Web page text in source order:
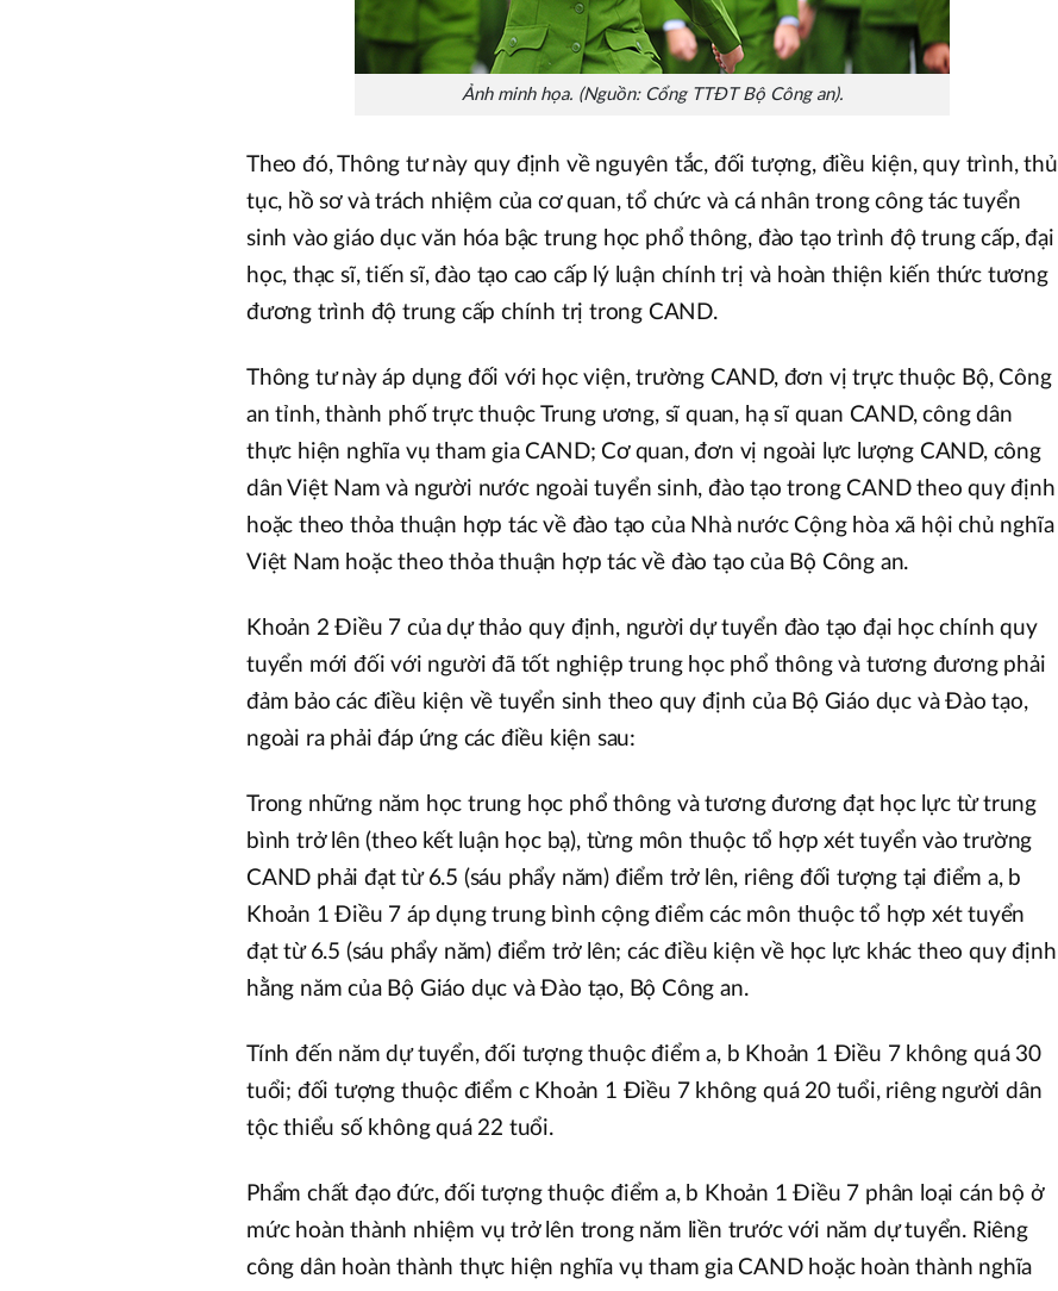
Ảnh minh họa. (Nguồn: Cổng TTĐT Bộ Công an).
Theo đó, Thông tư này quy định về nguyên tắc, đối tượng, điều kiện, quy trình, thủ
tục, hồ sơ và trách nhiệm của cơ quan, tổ chức và cá nhân trong công tác tuyển
sinh vào giáo dục văn hóa bậc trung học phổ thông, đào tạo trình độ trung cấp, đại
học, thạc sĩ, tiến sĩ, đào tạo cao cấp lý luận chính trị và hoàn thiện kiến thức tương
đương trình độ trung cấp chính trị trong CAND.
Thông tư này áp dụng đối với học viện, trường CAND, đơn vị trực thuộc Bộ, Công
an tỉnh, thành phố trực thuộc Trung ương, sĩ quan, hạ sĩ quan CAND, công dân
thực hiện nghĩa vụ tham gia CAND; Cơ quan, đơn vị ngoài lực lượng CAND, công
dân Việt Nam và người nước ngoài tuyển sinh, đào tạo trong CAND theo quy định
hoặc theo thỏa thuận hợp tác về đào tạo của Nhà nước Cộng hòa xã hội chủ nghĩa
Việt Nam hoặc theo thỏa thuận hợp tác về đào tạo của Bộ Công an.
Khoản 2 Điều 7 của dự thảo quy định, người dự tuyển đào tạo đại học chính quy
tuyển mới đối với người đã tốt nghiệp trung học phổ thông và tương đương phải
đảm bảo các điều kiện về tuyển sinh theo quy định của Bộ Giáo dục và Đào tạo,
ngoài ra phải đáp ứng các điều kiện sau:
Trong những năm học trung học phổ thông và tương đương đạt học lực từ trung
bình trở lên (theo kết luận học bạ), từng môn thuộc tổ hợp xét tuyển vào trường
CAND phải đạt từ 6.5 (sáu phẩy năm) điểm trở lên, riêng đối tượng tại điểm a, b
Khoản 1 Điều 7 áp dụng trung bình cộng điểm các môn thuộc tổ hợp xét tuyển
đạt từ 6.5 (sáu phẩy năm) điểm trở lên; các điều kiện về học lực khác theo quy định
hằng năm của Bộ Giáo dục và Đào tạo, Bộ Công an.
Tính đến năm dự tuyển, đối tượng thuộc điểm a, b Khoản 1 Điều 7 không quá 30
tuổi; đối tượng thuộc điểm c Khoản 1 Điều 7 không quá 20 tuổi, riêng người dân
tộc thiểu số không quá 22 tuổi.
Phẩm chất đạo đức, đối tượng thuộc điểm a, b Khoản 1 Điều 7 phân loại cán bộ ở
mức hoàn thành nhiệm vụ trở lên trong năm liền trước với năm dự tuyển. Riêng
công dân hoàn thành thực hiện nghĩa vụ tham gia CAND hoặc hoàn thành nghĩa